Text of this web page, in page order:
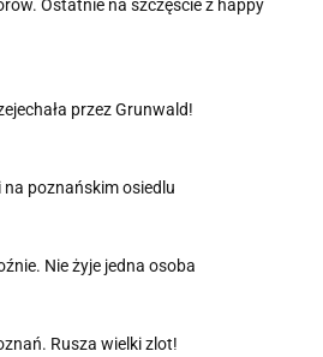
Ostatnie na szczęście z happy
przez Grunwald!
na poznańskim osiedlu
Nie żyje jedna osoba
Rusza wielki zlot!